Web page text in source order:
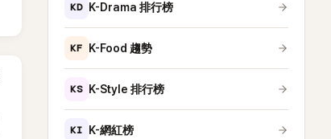
KD K-Drama 排行榜
KF K-Food 趨勢
KS K-Style 排行榜
KI K-網紅榜